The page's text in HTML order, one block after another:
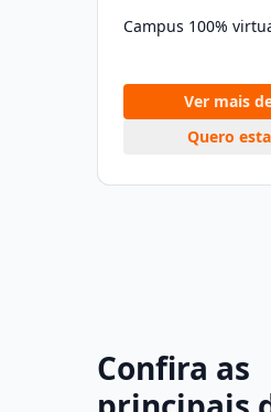
Campus 100%
Ver mais
Quero
Confira as